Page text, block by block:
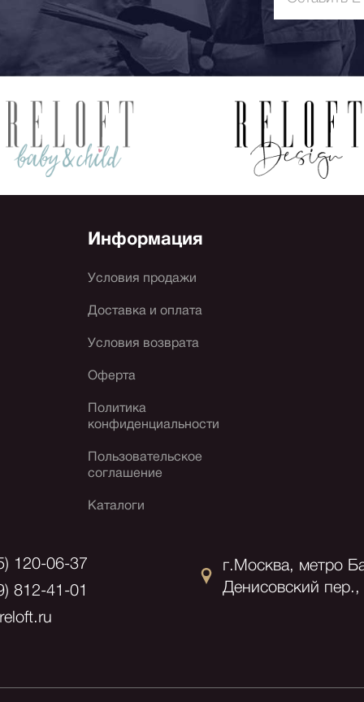
Информация
Условия продажи
Доставка и оплата
Условия возврата
Оферта
Политика
конфиденциальности
Пользовательское
соглашение
Каталоги
120-06-37
812-41-01
г.Москва, метро
Денисовский